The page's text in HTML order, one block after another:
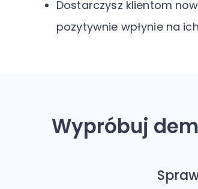
Dostarczysz klientom
pozytywnie wpłynie na
Wypróbuj